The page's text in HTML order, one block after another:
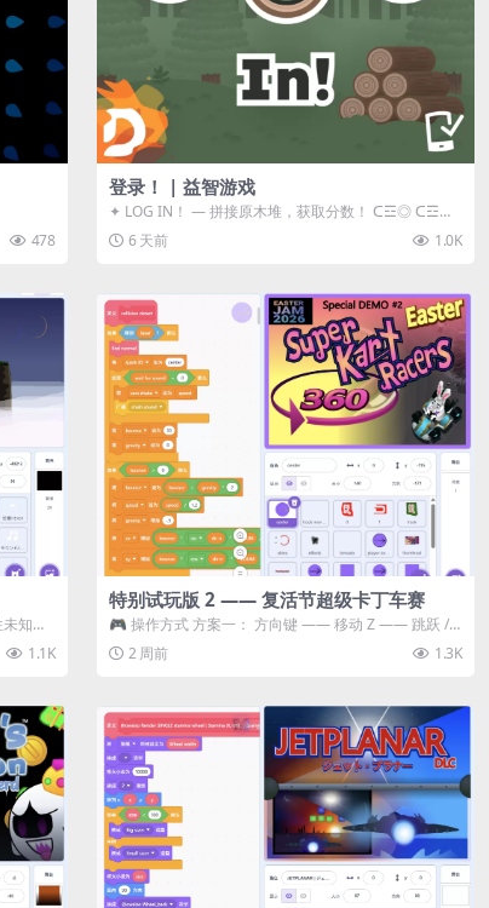
478
登录！ | 益智游戏
✦ LOG IN！ — 拼接原木堆，获取分数！ ᑕ☲◎ ᑕ☲◎
ᑕ☲◎ ᑕ☲◎ ...
6 天前 1.0K
知领
1.1K
特别试玩版 2 —— 复活节超级卡丁车赛
🎮 操作方式 方案一： 方向键 —— 移动 Z —— 跳跃 /
漂移 方案二： ...
2 周前 1.3K